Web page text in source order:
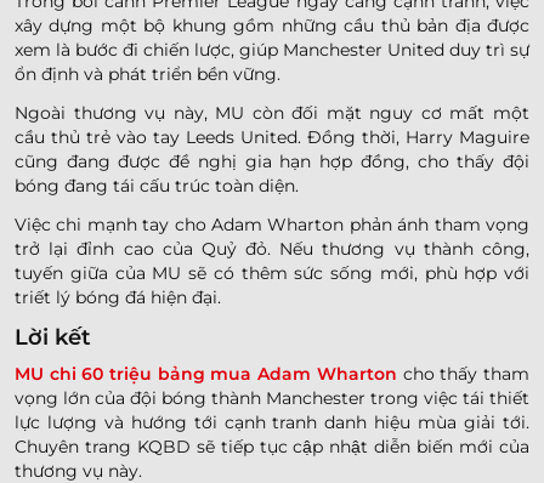
xây dựng một bộ khung gồm những cầu thủ bản địa được
xem là bước đi chiến lược, giúp Manchester United duy trì sự
ổn định và phát triển bền vững.
Ngoài thương vụ này, MU còn đối mặt nguy cơ mất một
cầu thủ trẻ vào tay Leeds United. Đồng thời, Harry Maguire
cũng đang được đề nghị gia hạn hợp đồng, cho thấy đội
bóng đang tái cấu trúc toàn diện.
Việc chi mạnh tay cho Adam Wharton phản ánh tham vọng
trở lại đỉnh cao của Quỷ đỏ. Nếu thương vụ thành công,
tuyến giữa của MU sẽ có thêm sức sống mới, phù hợp với
triết lý bóng đá hiện đại.
Lời kết
MU chi 60 triệu bảng mua Adam Wharton cho thấy tham
vọng lớn của đội bóng thành Manchester trong việc tái thiết
lực lượng và hướng tới cạnh tranh danh hiệu mùa giải tới.
Chuyên trang KQBD sẽ tiếp tục cập nhật diễn biến mới của
thương vụ này.